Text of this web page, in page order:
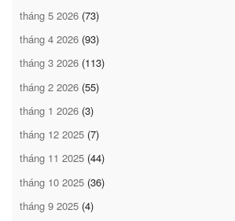
tháng 5 2026 (73)
tháng 4 2026 (93)
tháng 3 2026 (113)
tháng 2 2026 (55)
tháng 1 2026 (3)
tháng 12 2025 (7)
tháng 11 2025 (44)
tháng 10 2025 (36)
tháng 9 2025 (4)